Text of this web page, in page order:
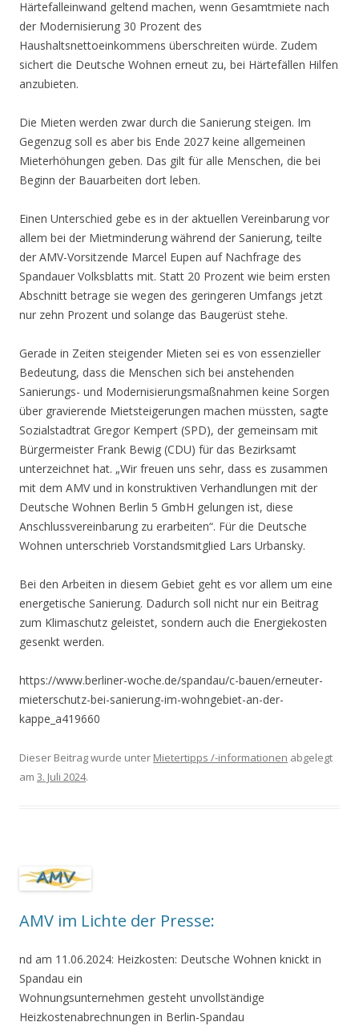
Härtefalleinwand geltend machen, wenn Gesamtmiete nach
der Modernisierung 30 Prozent des
Haushaltsnettoeinkommens überschreiten würde. Zudem
sichert die Deutsche Wohnen erneut zu, bei Härtefällen Hilfen
anzubieten.
Die Mieten werden zwar durch die Sanierung steigen. Im
Gegenzug soll es aber bis Ende 2027 keine allgemeinen
Mieterhöhungen geben. Das gilt für alle Menschen, die bei
Beginn der Bauarbeiten dort leben.
Einen Unterschied gebe es in der aktuellen Vereinbarung vor
allem bei der Mietminderung während der Sanierung, teilte
der AMV-Vorsitzende Marcel Eupen auf Nachfrage des
Spandauer Volksblatts mit. Statt 20 Prozent wie beim ersten
Abschnitt betrage sie wegen des geringeren Umfangs jetzt
nur zehn Prozent und solange das Baugerüst stehe.
Gerade in Zeiten steigender Mieten sei es von essenzieller
Bedeutung, dass die Menschen sich bei anstehenden
Sanierungs- und Modernisierungsmaßnahmen keine Sorgen
über gravierende Mietsteigerungen machen müssten, sagte
Sozialstadtrat Gregor Kempert (SPD), der gemeinsam mit
Bürgermeister Frank Bewig (CDU) für das Bezirksamt
unterzeichnet hat. „Wir freuen uns sehr, dass es zusammen
mit dem AMV und in konstruktiven Verhandlungen mit der
Deutsche Wohnen Berlin 5 GmbH gelungen ist, diese
Anschlussvereinbarung zu erarbeiten“. Für die Deutsche
Wohnen unterschrieb Vorstandsmitglied Lars Urbansky.
Bei den Arbeiten in diesem Gebiet geht es vor allem um eine
energetische Sanierung. Dadurch soll nicht nur ein Beitrag
zum Klimaschutz geleistet, sondern auch die Energiekosten
gesenkt werden.
https://www.berliner-woche.de/spandau/c-bauen/erneuter-
mieterschutz-bei-sanierung-im-wohngebiet-an-der-
kappe_a419660
Dieser Beitrag wurde unter Mietertipps /-informationen abgelegt
am 3. Juli 2024.
AMV im Lichte der Presse:
nd am 11.06.2024: Heizkosten: Deutsche Wohnen knickt in
Spandau ein
Wohnungsunternehmen gesteht unvollständige
Heizkostenabrechnungen in Berlin-Spandau